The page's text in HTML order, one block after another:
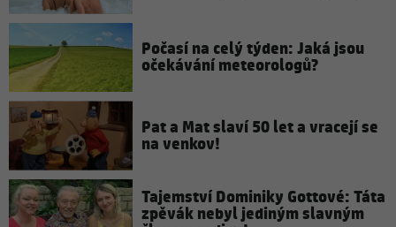
Počasí na celý týden: Jaká jsou
očekávání meteorologů?
Pat a Mat slaví 50 let a vracejí se
na venkov!
Tajemství Dominiky Gottové: Táta
zpěvák nebyl jediným slavným